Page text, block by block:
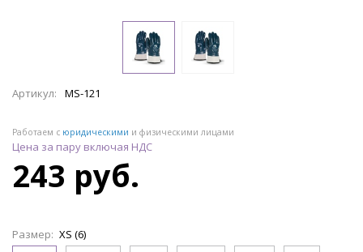
Артикул: MS-121
Работаем с юридическими и физическими лицами
Цена за пару включая НДС
243 руб.
Размер: XS (6)